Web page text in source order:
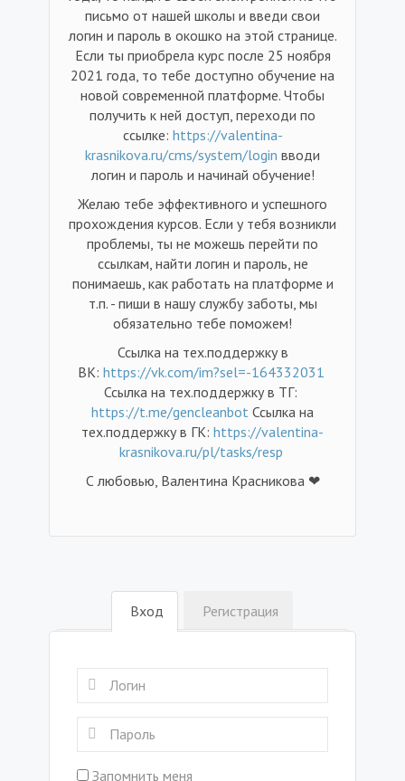
письмо от нашей школы и введи свои
логин и пароль в окошко на этой странице.
Если ты приобрела курс после 25 ноября
2021 года, то тебе доступно обучение на
новой современной платформе. Чтобы
получить к ней доступ, переходи по
ссылке: https://valentina-
krasnikova.ru/cms/system/login вводи
логин и пароль и начинай обучение!
Желаю тебе эффективного и успешного
прохождения курсов. Если у тебя возникли
проблемы, ты не можешь перейти по
ссылкам, найти логин и пароль, не
понимаешь, как работать на платформе и
т.п. - пиши в нашу службу заботы, мы
обязательно тебе поможем!
Ссылка на тех.поддержку в
ВК: https://vk.com/im?sel=-164332031
Ссылка на тех.поддержку в ТГ:
https://t.me/gencleanbot Ссылка на
тех.поддержку в ГК: https://valentina-
krasnikova.ru/pl/tasks/resp
С любовью, Валентина Красникова ❤
Вход Регистрация
Запомнить меня